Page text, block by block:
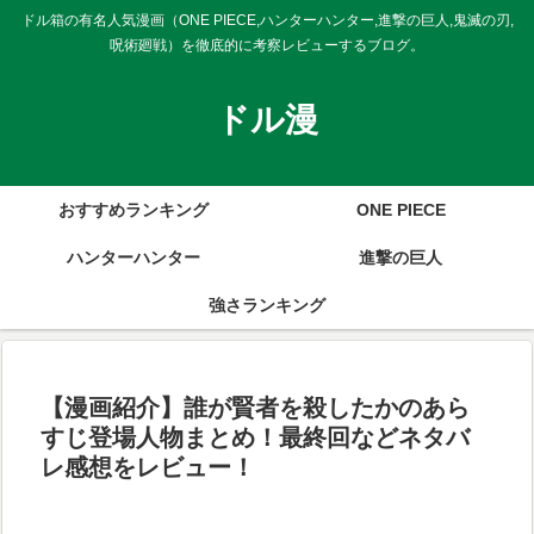
ドル箱の有名人気漫画（ONE PIECE,ハンターハンター,進撃の巨人,鬼滅の刃,
呪術廻戦）を徹底的に考察レビューするブログ。
ドル漫
おすすめランキング ONE PIECE
ハンターハンター 進撃の巨人
強さランキング
【漫画紹介】誰が賢者を殺したかのあら
すじ登場人物まとめ！最終回などネタバ
レ感想をレビュー！